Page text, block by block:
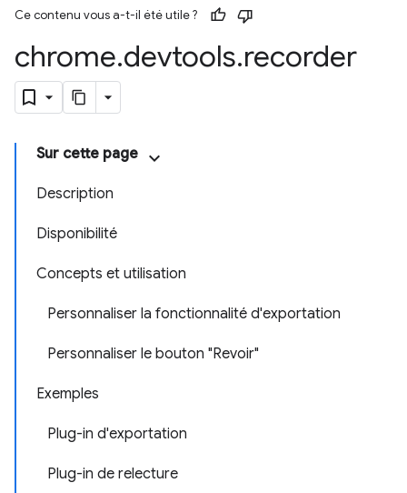
Ce contenu vous a-t-il été utile ?
chrome.devtools.recorder
Sur cette page
Description
Disponibilité
Concepts et utilisation
Personnaliser la fonctionnalité d'exportation
Personnaliser le bouton "Revoir"
Exemples
Plug-in d'exportation
Plug-in de relecture